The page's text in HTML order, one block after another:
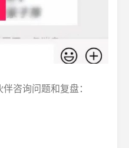
咨询问题和复盘：